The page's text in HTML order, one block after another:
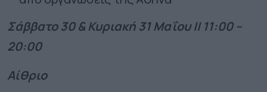
Σάββατο 30 & Κυριακή 31 Μαΐου || 11:00 –
20:00
Αίθριο